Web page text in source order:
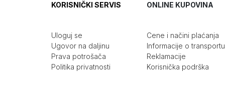
KORISNIČKI SERVIS
Uloguj se
Ugovor na daljinu
Prava potrošača
Politika privatnosti
ONLINE KUPOVINA
Cene i načini plaćanja
Informacije o transportu
Reklamacije
Korisnička podrška